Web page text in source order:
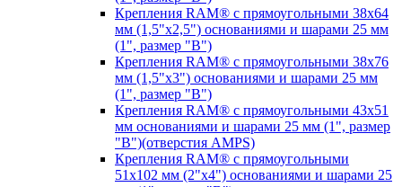
Крепления RAM® с прямоугольными 38х64
мм (1,5"х2,5") основаниями и шарами 25 мм
(1", размер "B")
Крепления RAM® с прямоугольными 38х76
мм (1,5"х3") основаниями и шарами 25 мм
(1", размер "B")
Крепления RAM® с прямоугольными 43x51
мм основаниями и шарами 25 мм (1", размер
"B")(отверстия AMPS)
Крепления RAM® с прямоугольными
51х102 мм (2"х4") основаниями и шарами 25